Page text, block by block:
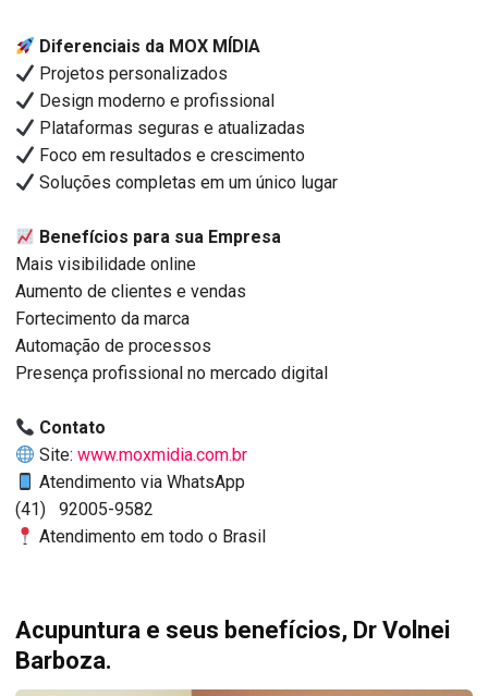
Diferenciais da MOX MÍDIA
Projetos personalizados
Design moderno e profissional
Plataformas seguras e atualizadas
Foco em resultados e crescimento
Soluções completas em um único lugar
Benefícios para sua Empresa
Mais visibilidade online
Aumento de clientes e vendas
Fortecimento da marca
Automação de processos
Presença profissional no mercado digital
Contato
Site:www.moxmidia.com.br
Atendimento via WhatsApp
(41) 92005-9582
Atendimento em todo o Brasil
Acupuntura e seus benefícios, Dr Volnei
Barboza.